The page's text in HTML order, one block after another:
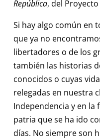
República, del
Si hay algo común en
que ya no
libertadores o de los
también las historias
conocidos o cuyas
relegadas en nuestra
Independencia y en
patria que se ha ido
días. No siempre son